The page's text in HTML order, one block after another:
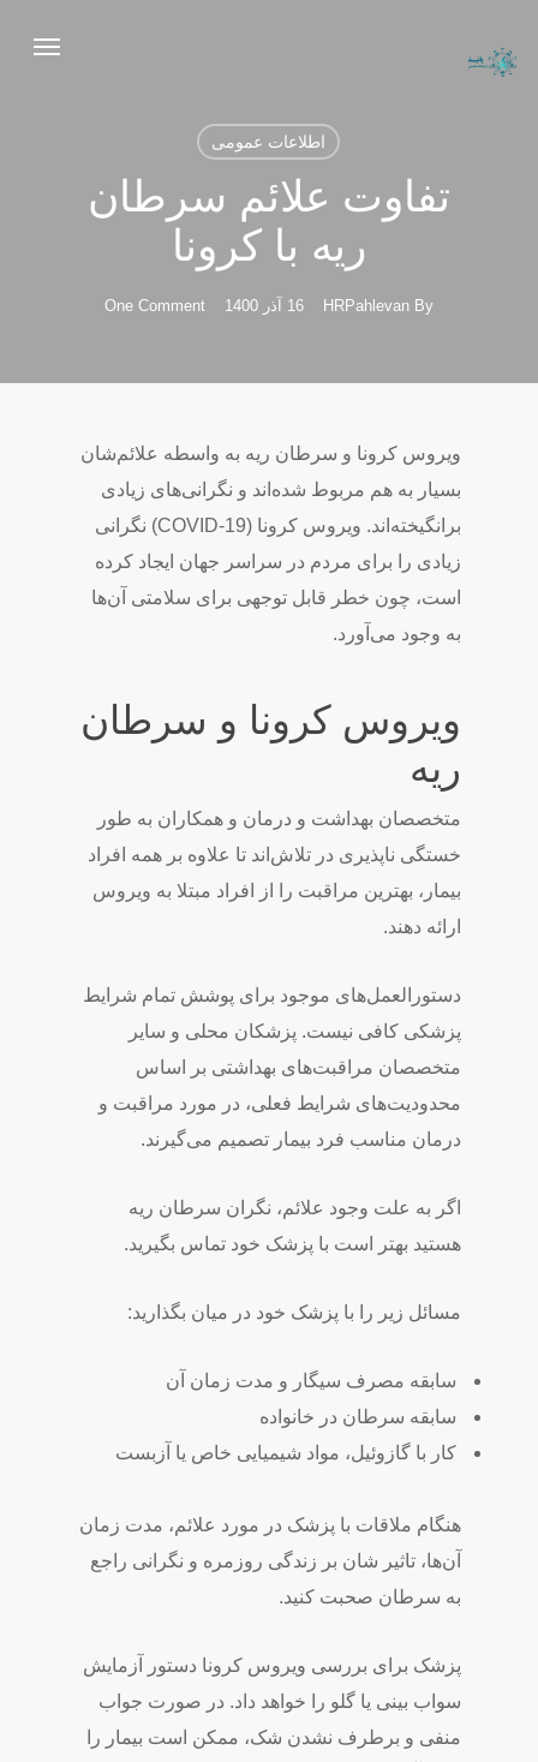
Menu
اطلاعات عمومی
تفاوت علائم سرطان
ریه با کرونا
By
HRPahlevan 16 آذر 1400 One Comment
ویروس کرونا و سرطان ریه به واسطه علائم‌شان
بسیار به هم مربوط شده‌اند و نگرانی‌های زیادی
برانگیخته‌اند. ویروس کرونا (COVID-19) نگرانی
زیادی را برای مردم در سراسر جهان ایجاد کرده
است، چون خطر قابل توجهی برای سلامتی آن‌ها
به وجود می‌آورد.
ویروس کرونا و سرطان
ریه
متخصصان بهداشت و درمان و همکاران به طور
خستگی ناپذیری در تلاش‌اند تا علاوه بر همه افراد
بیمار، بهترین مراقبت را از افراد مبتلا به ویروس
ارائه دهند.
دستورالعمل‌های موجود برای پوشش تمام شرایط
پزشکی کافی نیست. پزشکان محلی و سایر
متخصصان مراقبت‌های بهداشتی بر اساس
محدودیت‌های شرایط فعلی، در مورد مراقبت و
درمان مناسب فرد بیمار تصمیم می‌گیرند.
اگر به علت وجود علائم، نگران سرطان ریه
هستید بهتر است با پزشک خود تماس بگیرید.
مسائل زیر را با پزشک خود در میان بگذارید:
سابقه مصرف سیگار و مدت زمان آن
سابقه سرطان در خانواده
کار با گازوئیل، مواد شیمیایی خاص یا آزبست
هنگام ملاقات با پزشک در مورد علائم، مدت زمان
آن‌ها، تاثیر شان بر زندگی روزمره و نگرانی راجع
به سرطان صحبت کنید.
پزشک برای بررسی ویروس کرونا دستور آزمایش
سواب بینی یا گلو را خواهد داد. در صورت جواب
منفی و برطرف نشدن شک، ممکن است بیمار را